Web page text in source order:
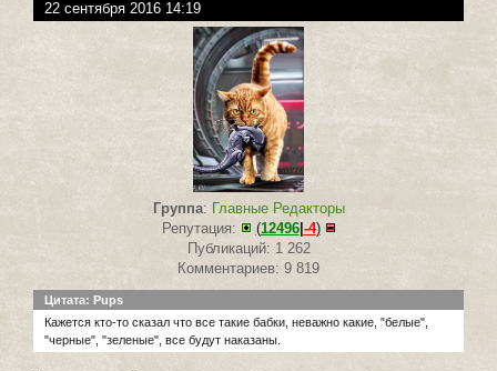
22 сентября 2016 14:19
Группа: Главные Редакторы
Репутация:
(12496|-4)
Публикаций: 1 262
Комментариев: 9 819
Цитата: Pups
Кажется кто-то сказал что все такие бабки, неважно какие, "белые",
"черные", "зеленые", все будут наказаны.